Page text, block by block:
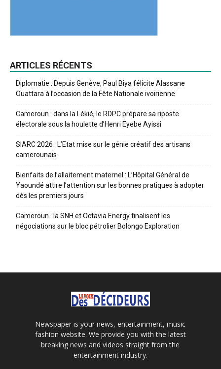
ARTICLES RÉCENTS
Diplomatie : Depuis Genève, Paul Biya félicite Alassane
Ouattara à l’occasion de la Fête Nationale ivoirienne
Cameroun : dans la Lékié, le RDPC prépare sa riposte
électorale sous la houlette d’Henri Eyebe Ayissi
SIARC 2026 : L’Etat mise sur le génie créatif des artisans
camerounais
Bienfaits de l’allaitement maternel : L’Hôpital Général de
Yaoundé attire l’attention sur les bonnes pratiques à adopter
dès les premiers jours
Cameroun : la SNH et Octavia Energy finalisent les
négociations sur le bloc pétrolier Bolongo Exploration
Newspaper is your news, entertainment, music
fashion website. We provide you with the latest
breaking news and videos straight from the
entertainment industry.